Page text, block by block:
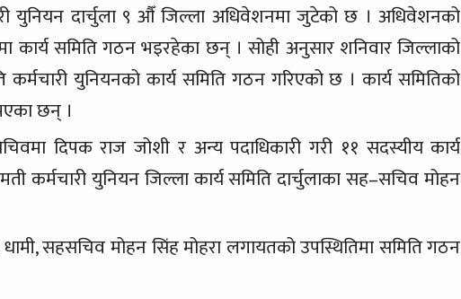
युनियन दार्चुला ९ औँ जिल्ला अधिवेशनमा जुटेको छ । अधिवेशनको
कार्य समिति गठन भइरहेका छन् । सोही अनुसार शनिवार जिल्लाको
कर्मचारी युनियनको कार्य समिति गठन गरिएको छ । कार्य समितिको
छन् ।
दिपक राज जोशी र अन्य पदाधिकारी गरी ११ सदस्यीय कार्य
कर्मचारी युनियन जिल्ला कार्य समिति दार्चुलाका सह–सचिव मोहन
धामी, सहसचिव मोहन सिंह मोहरा लगायतको उपस्थितिमा समिति गठन